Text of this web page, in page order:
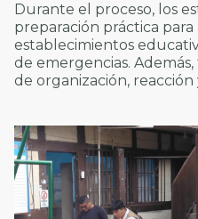
Durante el proceso, los
preparación práctica
establecimientos
de emergencias.
de organización,